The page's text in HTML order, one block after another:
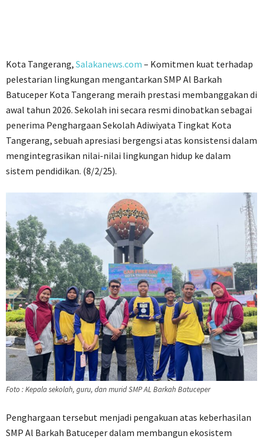
Kota Tangerang, Salakanews.com – Komitmen kuat terhadap
pelestarian lingkungan mengantarkan SMP Al Barkah
Batuceper Kota Tangerang meraih prestasi membanggakan di
awal tahun 2026. Sekolah ini secara resmi dinobatkan sebagai
penerima Penghargaan Sekolah Adiwiyata Tingkat Kota
Tangerang, sebuah apresiasi bergengsi atas konsistensi dalam
mengintegrasikan nilai-nilai lingkungan hidup ke dalam
sistem pendidikan. (8/2/25).
Foto : Kepala sekolah, guru, dan murid SMP AL Barkah Batuceper
Penghargaan tersebut menjadi pengakuan atas keberhasilan
SMP Al Barkah Batuceper dalam membangun ekosistem